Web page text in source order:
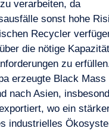
verarbeiten, da
sonst hohe
Recycler
die nötige
zu
erzeugte Black Mass
nach Asien,
wo ein
industrielles